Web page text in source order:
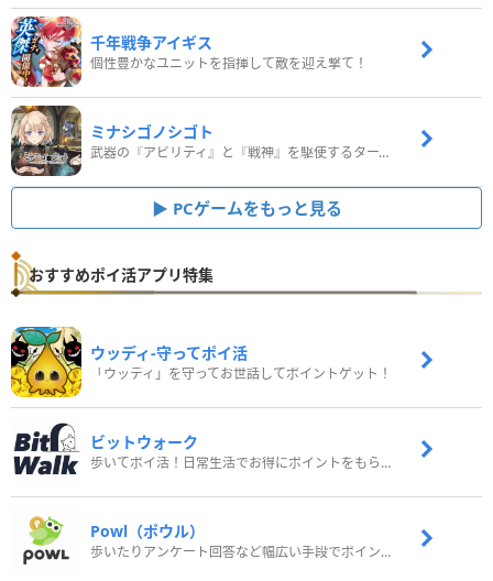
千年戦争アイギス
個性豊かなユニットを指揮して敵を迎え撃て！
ミナシゴノシゴト
武器の『アビリティ』と『戦神』を駆使するターン制コマンドバトルRPG！
PCゲームをもっと見る
おすすめポイ活アプリ特集
ウッディ‐守ってポイ活
「ウッディ」を守ってお世話してポイントゲット！
ビットウォーク
歩いてポイ活！日常生活でお得にポイントをもらおう
Powl（ポウル）
歩いたりアンケート回答など幅広い手段でポイントをゲット